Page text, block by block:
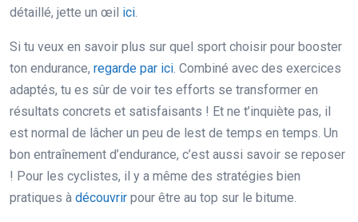
détaillé, jette un œil ici.
Si tu veux en savoir plus sur quel sport choisir pour booster
ton endurance, regarde par ici. Combiné avec des exercices
adaptés, tu es sûr de voir tes efforts se transformer en
résultats concrets et satisfaisants ! Et ne t’inquiète pas, il
est normal de lâcher un peu de lest de temps en temps. Un
bon entraînement d’endurance, c’est aussi savoir se reposer
! Pour les cyclistes, il y a même des stratégies bien
pratiques à découvrir pour être au top sur le bitume.